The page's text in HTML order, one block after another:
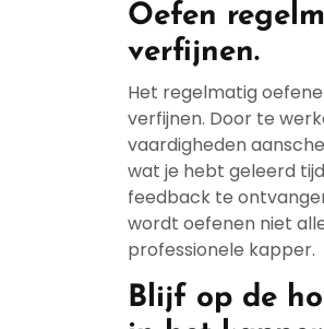
Oefen
verfijnen.
Het regelmatig
verfijnen. Door te
vaardigheden
wat je hebt geleerd
feedback te
wordt oefenen niet
professionele kapper.
Blijf op de